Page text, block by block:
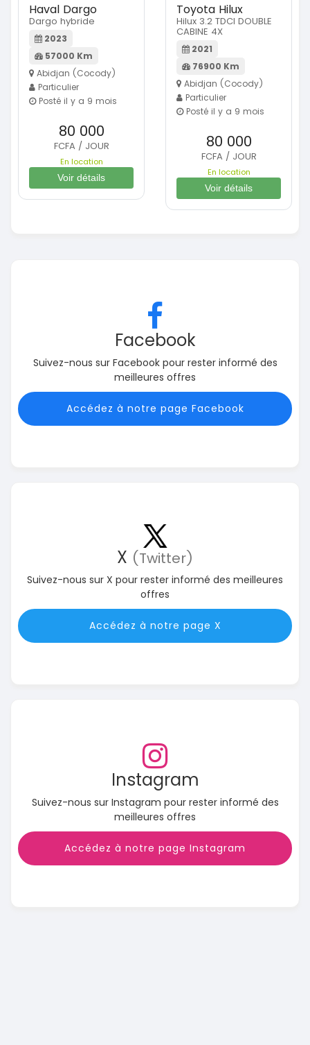
Haval Dargo
Dargo hybride
2023
57000 Km
Abidjan (Cocody)
Particulier
Posté il y a 9 mois
80 000
FCFA / JOUR
En location
Voir détails
Toyota Hilux
Hilux 3.2 TDCI DOUBLE
CABINE 4X
2021
76900 Km
Abidjan (Cocody)
Particulier
Posté il y a 9 mois
80 000
FCFA / JOUR
En location
Voir détails
Facebook
Suivez-nous sur Facebook pour rester informé des
meilleures offres
Accédez à notre page Facebook
X (Twitter)
Suivez-nous sur X pour rester informé des meilleures
offres
Accédez à notre page X
Instagram
Suivez-nous sur Instagram pour rester informé des
meilleures offres
Accédez à notre page Instagram